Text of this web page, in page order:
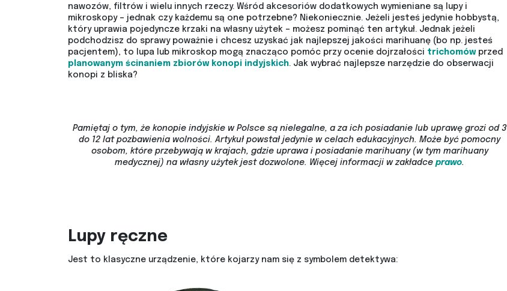
nawozów, filtrów i wielu innych rzeczy. Wśród akcesoriów dodatkowych wymieniane są lupy i
mikroskopy – jednak czy każdemu są one potrzebne? Niekoniecznie. Jeżeli jesteś jedynie hobbystą,
który uprawia pojedyncze krzaki na własny użytek – możesz pominąć ten artykuł. Jednak jeżeli
podchodzisz do sprawy poważnie i chcesz uzyskać jak najlepszej jakości marihuanę (bo np. jesteś
pacjentem), to lupa lub mikroskop mogą znacząco pomóc przy ocenie dojrzałości trichomówprzed
planowanym ścinaniem zbiorów konopi indyjskich. Jak wybrać najlepsze narzędzie do obserwacji
konopi z bliska?
Pamiętaj o tym, że konopie indyjskie w Polsce są nielegalne, a za ich posiadanie lub uprawę grozi od 3
do 12 lat pozbawienia wolności. Artykuł powstał jedynie w celach edukacyjnych. Może być pomocny
osobom, które przebywają w krajach, gdzie uprawa i posiadanie marihuany (w tym marihuany
medycznej) na własny użytek jest dozwolone. Więcej informacji w zakładce prawo.
Lupy ręczne
Jest to klasyczne urządzenie, które kojarzy nam się z symbolem detektywa: